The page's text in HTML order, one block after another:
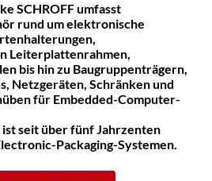
SCHROFF umfasst
rund um elektronische
Leiterplattenrahmen,
bis hin zu Baugruppenträgern,
Netzgeräten, Schränken und
für Embedded-Computer-
ist seit über fünf Jahrzenten
Packaging-Systemen.